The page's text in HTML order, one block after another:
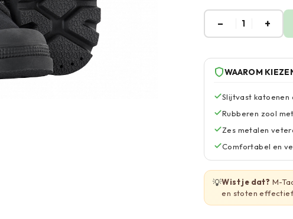
– 1 +
WAAROM
Slijtvast katoenen
Rubberen zool
Zes metalen
Comfortabel en
💡Wist je dat? M-
en stoten